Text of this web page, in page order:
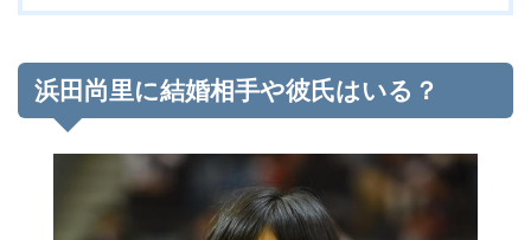
浜田尚里に結婚相手や彼氏はいる？